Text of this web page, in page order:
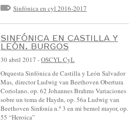
Sinfónica en cyl 2016-2017
SINFÓNICA EN CASTILLA Y
LEÓN. BURGOS
30 abril 2017 -OSCYL CyL
Orquesta Sinfónica de Castilla y León Salvador
Mas, director Ludwig van Beethoven Obertura
Coriolano, op. 62 Johannes Brahms Variaciones
sobre un tema de Haydn, op. 56a Ludwig van
Beethoven Sinfonía n.º 3 en mi bemol mayor, op.
55 “Heroica”